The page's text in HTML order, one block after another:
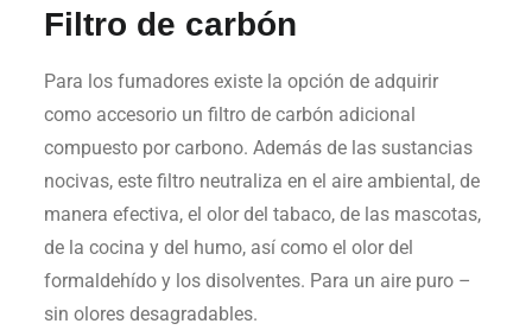
Filtro de carbón
Para los fumadores existe la opción de adquirir
como accesorio un filtro de carbón adicional
compuesto por carbono. Además de las sustancias
nocivas, este filtro neutraliza en el aire ambiental, de
manera efectiva, el olor del tabaco, de las mascotas,
de la cocina y del humo, así como el olor del
formaldehído y los disolventes. Para un aire puro –
sin olores desagradables.